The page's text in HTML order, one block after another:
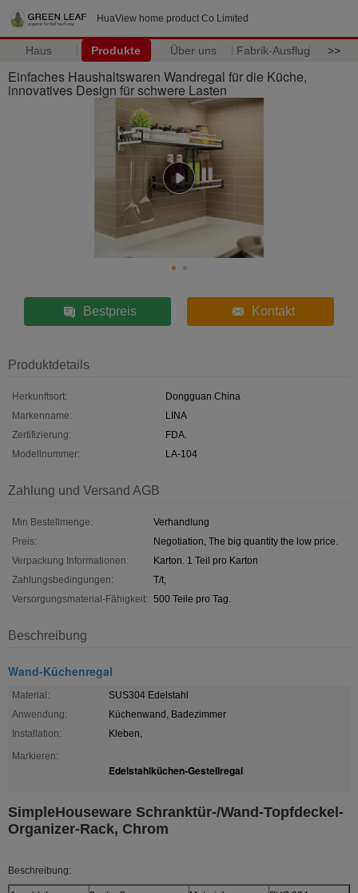
HuaView home product Co Limited
Haus Produkte Über uns Fabrik-Ausflug >>
Einfaches Haushaltswaren Wandregal für die Küche,
innovatives Design für schwere Lasten
Bestpreis Kontakt
Produktdetails
Herkunftsort:
Dongguan China
Markenname:
LINA
Zertifizierung:
FDA.
Modellnummer:
LA-104
Zahlung und Versand AGB
Min Bestellmenge:
Verhandlung
Preis:
Negotiation, The big quantity the low price.
Verpackung Informationen:
Karton. 1 Teil pro Karton
Zahlungsbedingungen:
T/t,
Versorgungsmaterial-Fähigkeit: 500 Teile pro Tag.
Beschreibung
Wand-Küchenregal
Material:
SUS304 Edelstahl
Anwendung:
Küchenwand, Badezimmer
Installation:
Kleben,
Markieren:
Edelstahlküchen-Gestellregal
SimpleHouseware Schranktür-/Wand-Topfdeckel-
Organizer-Rack, Chrom
Beschreibung: